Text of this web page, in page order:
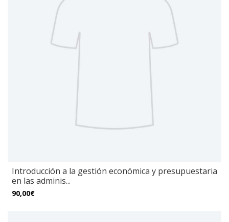
Introducción a la gestión económica y presupuestaria
en las adminis...
90,00€